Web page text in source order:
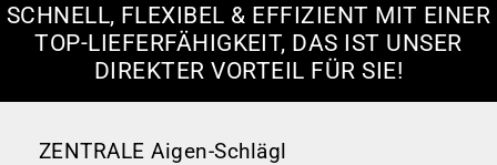
SCHNELL, FLEXIBEL & EFFIZIENT MIT EINER
TOP-LIEFERFÄHIGKEIT, DAS IST UNSER
DIREKTER VORTEIL FÜR SIE!
ZENTRALE Aigen-Schlägl